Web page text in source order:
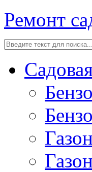
Ремонт